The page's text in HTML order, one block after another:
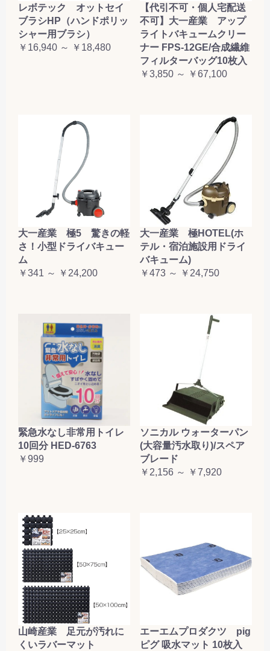
レボテック オットセイ
ブラシHP（ハンドポリッ
シャー用ブラシ）
￥16,940 ～ ￥18,480
【代引不可・個人宅配送
不可】大一産業 アップ
ライトバキュームクリー
ナー FPS-12GE/合成繊維
フィルターバッグ10枚入
￥3,850 ～ ￥67,100
大一産業 極5 驚きの軽
さ！小型ドライバキュー
ム
￥341 ～ ￥24,200
大一産業 極HOTEL(ホ
テル・宿泊施設用ドライ
バキューム)
￥473 ～ ￥24,750
緊急水なし非常用トイレ
10回分 HED-6763
￥999
ソニカル ウォーターパン
(大容量汚水取り)/スペア
ブレード
￥2,156 ～ ￥7,920
山崎産業 足元が汚れに
くいラバーマット
エーエムプロダクツ pig
ピグ 吸水マット 10枚入